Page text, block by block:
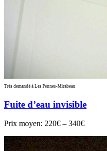
Très demandé à Les Pennes-Mirabeau
Fuite d’eau invisible
Prix moyen: 220€ – 340€